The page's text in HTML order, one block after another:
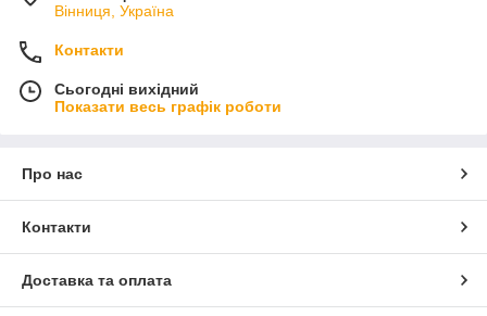
Вінниця, Україна
Контакти
Сьогодні вихідний
Показати весь графік роботи
Про нас
Контакти
Доставка та оплата